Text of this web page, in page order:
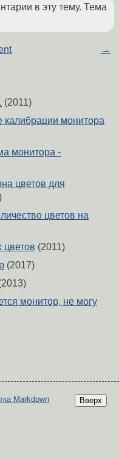
в эту тему. Тема
→
(2011)
калибрации монитора
монитора -
цветов для
цветов на
цветов (2011)
(2017)
монитор, не могу
Вверх
Markdown